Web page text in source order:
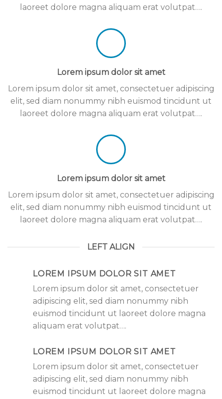
laoreet dolore magna aliquam erat volutpat….
Lorem ipsum dolor sit amet
Lorem ipsum dolor sit amet, consectetuer adipiscing
elit, sed diam nonummy nibh euismod tincidunt ut
laoreet dolore magna aliquam erat volutpat….
Lorem ipsum dolor sit amet
Lorem ipsum dolor sit amet, consectetuer adipiscing
elit, sed diam nonummy nibh euismod tincidunt ut
laoreet dolore magna aliquam erat volutpat….
LEFT ALIGN
LOREM IPSUM DOLOR SIT AMET
Lorem ipsum dolor sit amet, consectetuer
adipiscing elit, sed diam nonummy nibh
euismod tincidunt ut laoreet dolore magna
aliquam erat volutpat….
LOREM IPSUM DOLOR SIT AMET
Lorem ipsum dolor sit amet, consectetuer
adipiscing elit, sed diam nonummy nibh
euismod tincidunt ut laoreet dolore magna